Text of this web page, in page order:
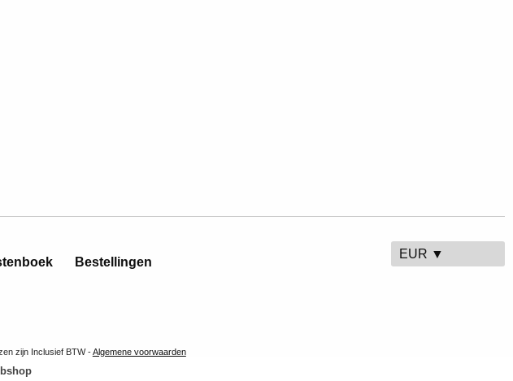
Bestellingen
EUR ▼
zijn Inclusief BTW -Algemene voorwaarden